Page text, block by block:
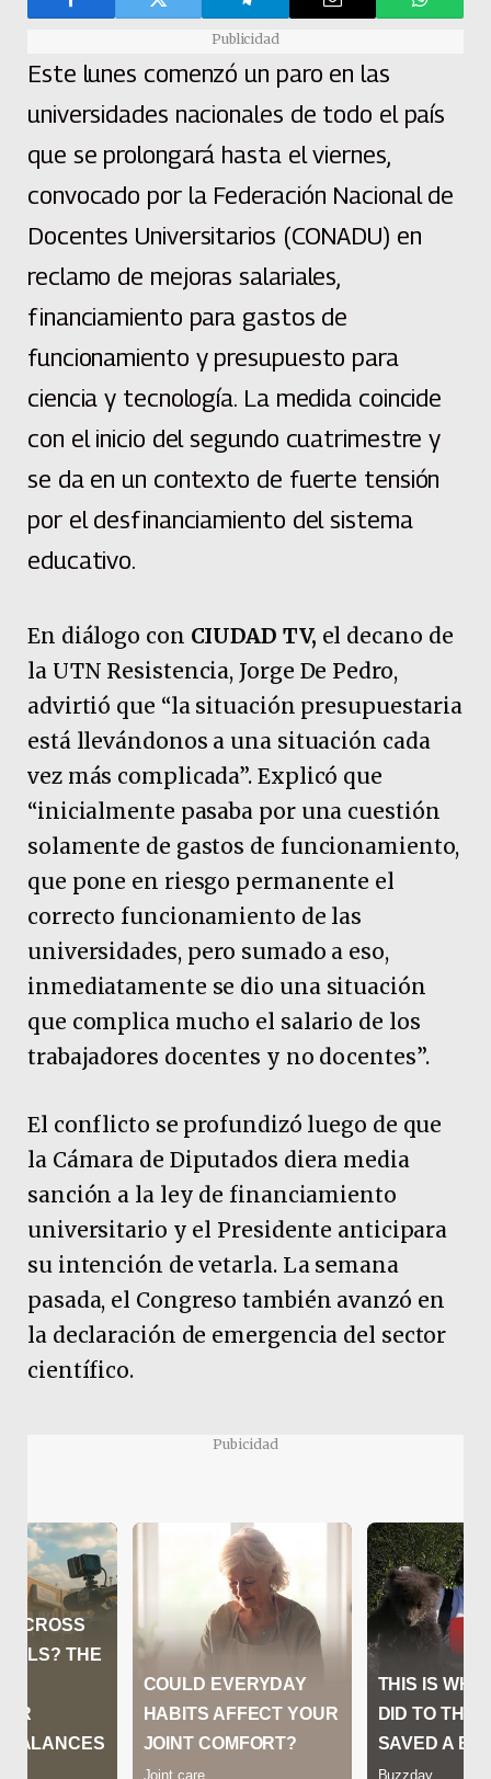
Publicidad
Este lunes comenzó un paro en las
universidades nacionales de todo el país
que se prolongará hasta el viernes,
convocado por la Federación Nacional de
Docentes Universitarios (CONADU) en
reclamo de mejoras salariales,
financiamiento para gastos de
funcionamiento y presupuesto para
ciencia y tecnología. La medida coincide
con el inicio del segundo cuatrimestre y
se da en un contexto de fuerte tensión
por el desfinanciamiento del sistema
educativo.
En diálogo con CIUDAD TV, el decano de
la UTN Resistencia, Jorge De Pedro,
advirtió que “la situación presupuestaria
está llevándonos a una situación cada
vez más complicada”. Explicó que
“inicialmente pasaba por una cuestión
solamente de gastos de funcionamiento,
que pone en riesgo permanente el
correcto funcionamiento de las
universidades, pero sumado a eso,
inmediatamente se dio una situación
que complica mucho el salario de los
trabajadores docentes y no docentes”.
El conflicto se profundizó luego de que
la Cámara de Diputados diera media
sanción a la ley de financiamiento
universitario y el Presidente anticipara
su intención de vetarla. La semana
pasada, el Congreso también avanzó en
la declaración de emergencia del sector
científico.
Pubicidad